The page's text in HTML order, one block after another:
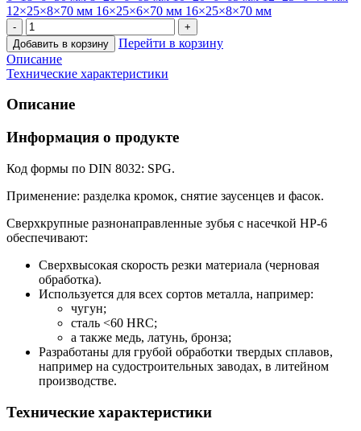
12×25×8×70 мм 16×25×6×70 мм 16×25×8×70 мм
Добавить в корзину
Перейти в корзину
Описание
Технические характеристики
Описание
Информация о продукте
Код формы по DIN 8032: SPG.
Применение: разделка кромок, снятие заусенцев и фасок.
Сверхкрупные разнонаправленные зубья с насечкой HP-6
обеспечивают:
Сверхвысокая скорость резки материала (черновая
обработка).
Используется для всех сортов металла, например:
чугун;
сталь <60 HRC;
а также медь, латунь, бронза;
Разработаны для грубой обработки твердых сплавов,
например на судостроительных заводах, в литейном
производстве.
Технические характеристики